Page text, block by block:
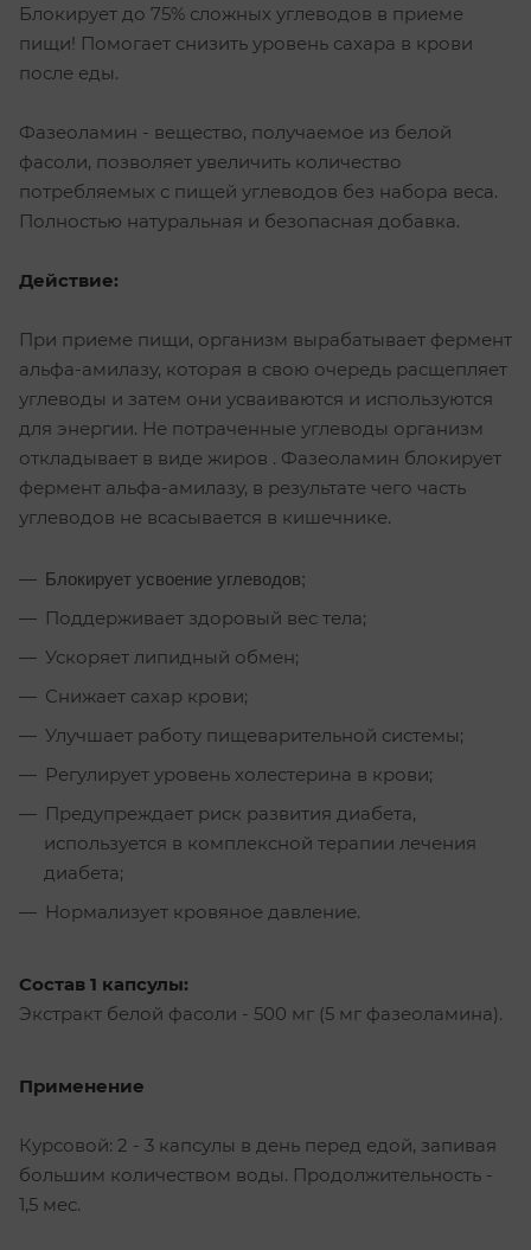
Блокирует до 75% сложных углеводов в приеме
пищи! Помогает снизить уровень сахара в крови
после еды.
Фазеоламин - вещество, получаемое из белой
фасоли, позволяет увеличить количество
потребляемых с пищей углеводов без набора веса.
Полностью натуральная и безопасная добавка.
Действие:
При приеме пищи, организм вырабатывает фермент
альфа-амилазу, которая в свою очередь расщепляет
углеводы и затем они усваиваются и используются
для энергии. Не потраченные углеводы организм
откладывает в виде жиров . Фазеоламин блокирует
фермент альфа-амилазу, в результате чего часть
углеводов не всасывается в кишечнике.
Блокирует усвоение углеводов;
Поддерживает здоровый вес тела;
Ускоряет липидный обмен;
Снижает сахар крови;
Улучшает работу пищеварительной системы;
Регулирует уровень холестерина в крови;
Предупреждает риск развития диабета,
используется в комплексной терапии лечения
диабета;
Нормализует кровяное давление.
Состав 1 капсулы:
Экстракт белой фасоли - 500 мг (5 мг фазеоламина).
Применение
Курсовой: 2 - 3 капсулы в день перед едой, запивая
большим количеством воды. Продолжительность -
1,5 мес.